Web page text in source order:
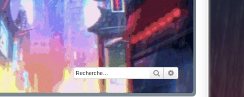
RechercherRecherche avancée